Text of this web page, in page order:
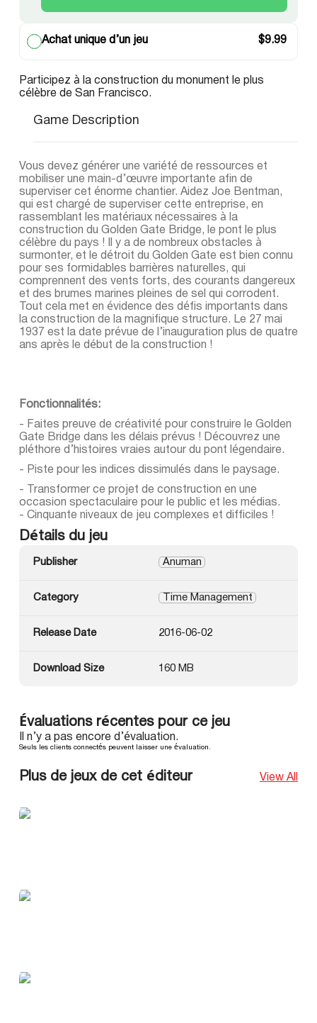
Achat unique d’un jeu $9.99
Participez à la construction du monument le plus
célèbre de San Francisco.
Game Description
Vous devez générer une variété de ressources et
mobiliser une main-d’œuvre importante afin de
superviser cet énorme chantier. Aidez Joe Bentman,
qui est chargé de superviser cette entreprise, en
rassemblant les matériaux nécessaires à la
construction du Golden Gate Bridge, le pont le plus
célèbre du pays ! Il y a de nombreux obstacles à
surmonter, et le détroit du Golden Gate est bien connu
pour ses formidables barrières naturelles, qui
comprennent des vents forts, des courants dangereux
et des brumes marines pleines de sel qui corrodent.
Tout cela met en évidence des défis importants dans
la construction de la magnifique structure. Le 27 mai
1937 est la date prévue de l’inauguration plus de quatre
ans après le début de la construction !
Fonctionnalités:
- Faites preuve de créativité pour construire le Golden
Gate Bridge dans les délais prévus ! Découvrez une
pléthore d’histoires vraies autour du pont légendaire.
- Piste pour les indices dissimulés dans le paysage.
- Transformer ce projet de construction en une
occasion spectaculaire pour le public et les médias.
- Cinquante niveaux de jeu complexes et difficiles !
Détails du jeu
Publisher Anuman
Category Time Management
Release Date 2016-06-02
Download Size 160 MB
Évaluations récentes pour ce jeu
Il n’y a pas encore d’évaluation.
Seuls les clients connectés peuvent laisser une évaluation.
Plus de jeux de cet éditeur View All